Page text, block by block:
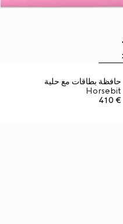
حافظة بطاقات مع حلية
Horsebit
€ 410